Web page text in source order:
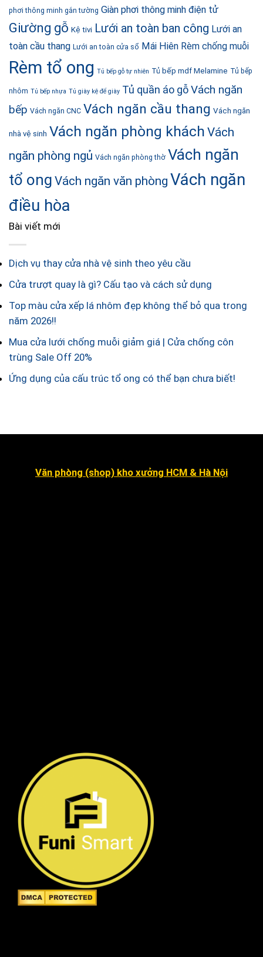
phơi thông minh gắn tường Giàn phơi thông minh điện tử
Giường gỗ Kệ tivi Lưới an toàn ban công Lưới an
toàn cầu thang Lưới an toàn cửa sổ Mái Hiên Rèm chống muỗi
Rèm tổ ong Tủ bếp gỗ tự nhiên Tủ bếp mdf Melamine Tủ bếp
nhôm Tủ bếp nhựa Tủ giày kệ để giày Tủ quần áo gỗVách ngăn
bếp Vách ngăn CNC Vách ngăn cầu thang Vách ngăn
nhà vệ sinh Vách ngăn phòng khách Vách
ngăn phòng ngủ Vách ngăn phòng thờ Vách ngăn
tổ ong Vách ngăn văn phòng Vách ngăn
điều hòa
Bài viết mới
Dịch vụ thay cửa nhà vệ sinh theo yêu cầu
Cửa trượt quay là gì? Cấu tạo và cách sử dụng
Top màu cửa xếp lá nhôm đẹp không thể bỏ qua trong
năm 2026!!
Mua cửa lưới chống muỗi giảm giá | Cửa chống côn
trùng Sale Off 20%
Ứng dụng của cấu trúc tổ ong có thể bạn chưa biết!
Văn phòng (shop) kho xưởng HCM & Hà Nội